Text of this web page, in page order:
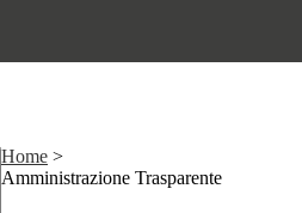
Home >
Amministrazione Trasparente